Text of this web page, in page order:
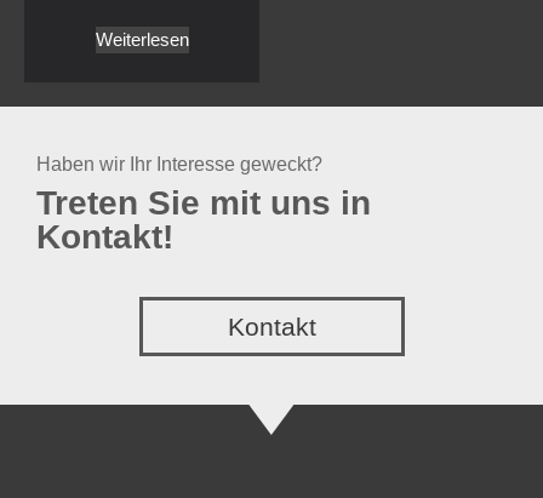
Weiterlesen
Haben wir Ihr Interesse geweckt?
Treten Sie mit uns in
Kontakt!
Kontakt